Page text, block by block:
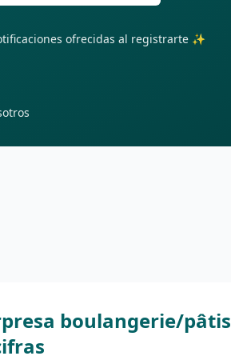
ofrecidas al registrarte ✨
boulangerie/